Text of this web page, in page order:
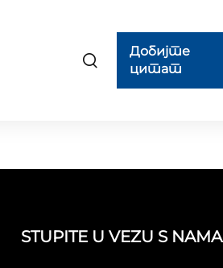
Добијте
цитат
STUPITE U VEZU S NAMA